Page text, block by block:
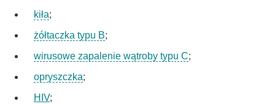
kiła;
żółtaczka typu B;
wirusowe zapalenie wątroby typu C;
opryszczka;
HIV;